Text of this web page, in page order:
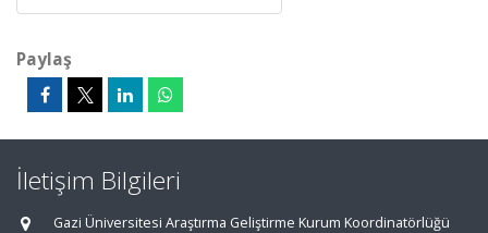
Paylaş
İletişim Bilgileri
Gazi Üniversitesi Araştırma Geliştirme Kurum Koordinatörlüğü